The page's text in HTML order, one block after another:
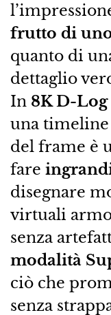
frutto di
quanto di
dettaglio
In 8K D-
una
del frame è
fare
disegnare
virtuali
senza
modalità
ciò che
senza